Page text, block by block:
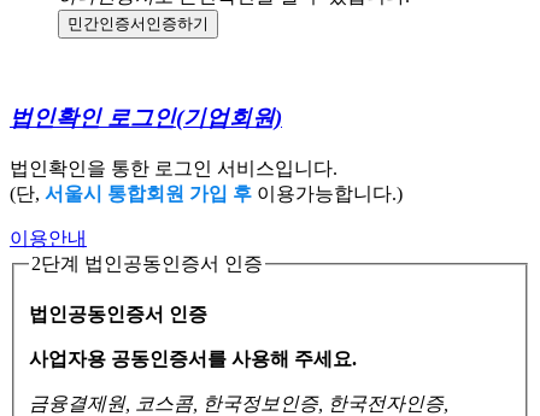
민간인증서 인증하기
법인확인 로그인(기업회원)
법인확인을 통한 로그인 서비스입니다.
(단, 서울시 통합회원 가입 후 이용가능합니다.)
이용안내
2단계 법인공동인증서 인증
법인공동인증서 인증
사업자용 공동인증서를 사용해 주세요.
금융결제원, 코스콤, 한국정보인증, 한국전자인증,